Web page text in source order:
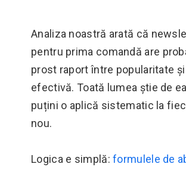
Analiza noastră arată că
pentru prima comandă are
prost raport între popularitate
efectivă. Toată lumea știe de
puțini o aplică sistematic la
nou.
Logica e simplă:formulele de